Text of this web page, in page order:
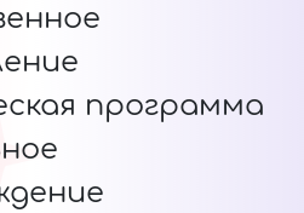
программа